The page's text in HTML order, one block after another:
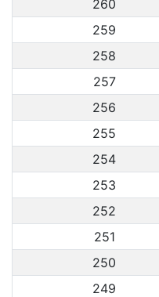
260
259
258
257
256
255
254
253
252
251
250
249